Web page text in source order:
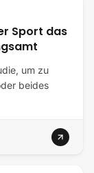
Sport das
um zu
beides